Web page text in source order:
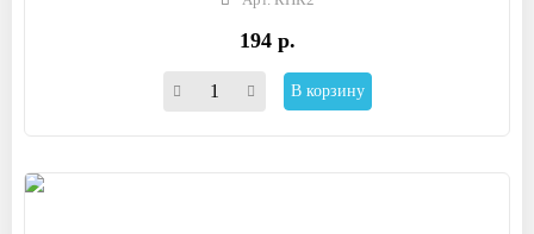
194 р.
В корзину